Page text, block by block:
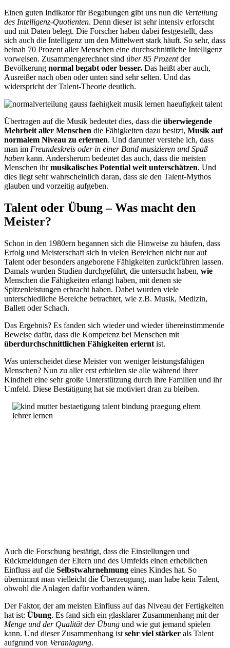
Einen guten Indikator für Begabungen gibt uns nun die Verteilung
des Intelligenz-Quotienten. Denn dieser ist sehr intensiv erforscht
und mit Daten belegt. Die Forscher haben dabei festgestellt, dass
sich auch die Intelligenz um den Mittelwert stark häuft. So sehr, dass
beinah 70 Prozent aller Menschen eine durchschnittliche Intelligenz
vorweisen. Zusammengerechnet sind über 85 Prozentder
Bevölkerung normal begabt oder besser. Das heißt aber auch,
Ausreißer nach oben oder unten sind sehr selten. Und das
widerspricht der Talent-Theorie deutlich.
Übertragen auf die Musik bedeutet dies, dass die überwiegende
Mehrheit aller Menschen die Fähigkeiten dazu besitzt, Musik auf
normalem Niveau zu erlernen. Und darunter verstehe ich, dass
man im Freundeskreis oder in einer Band musizieren und Spaß
haben kann. Andersherum bedeutet das auch, dass die meisten
Menschen ihrmusikalisches Potential weit unterschätzen. Und
dies liegt sehr wahrscheinlich daran, dass sie den Talent-Mythos
glauben und vorzeitig aufgeben.
Talent oder Übung – Was macht den
Meister?
Schon in den 1980ern begannen sich die Hinweise zu häufen, dass
Erfolg und Meisterschaft sich in vielen Bereichen nicht nur auf
Talent oder besonders angeborene Fähigkeiten zurückführen lassen.
Damals wurden Studien durchgeführt, die untersucht haben, wie
Menschen die Fähigkeiten erlangt haben, mit denen sie
Spitzenleistungen erbracht haben. Dabei wurden viele
unterschiedliche Bereiche betrachtet, wie z.B. Musik, Medizin,
Ballett oder Schach.
Das Ergebnis? Es fanden sich wieder und wieder übereinstimmende
Beweise dafür, dass die Kompetenz bei Menschen mit
überdurchschnittlichen Fähigkeiten erlernt ist.
Was unterscheidet diese Meister von weniger leistungsfähigen
Menschen? Nun zu aller erst erhielten sie alle während ihrer
Kindheit eine sehr große Unterstützung durch ihre Familien und ihr
Umfeld. Diese Bestätigung hat sie motiviert dran zu bleiben.
Auch die Forschung bestätigt, dass die Einstellungen und
Rückmeldungen der Eltern und des Umfelds einen erheblichen
Einfluss auf die Selbstwahrnehmung eines Kindes hat. So
übernimmt man vielleicht die Überzeugung, man habe kein Talent,
obwohl die Anlagen dafür vorhanden wären.
Der Faktor, der am meisten Einfluss auf das Niveau der Fertigkeiten
hat ist: Übung. Es fand sich ein glasklarer Zusammenhang mit der
Menge und der Qualität der Übung und wie gut jemand spielen
kann. Und dieser Zusammenhang ist sehr viel stärker als Talent
aufgrund von Veranlagung.